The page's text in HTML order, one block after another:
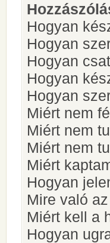
Hogyan
Hogyan
Hogyan
Hogyan
Hogyan
Miért nem
Miért nem
Miért nem
Miért
Hogyan
Mire való
Miért kell a
Hogyan